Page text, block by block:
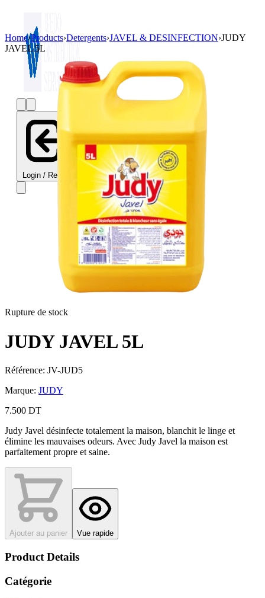
Login / Register
Home›Products›Detergents›JAVEL & DESINFECTION›JUDY
JAVEL 5L
Rupture de stock
JUDY JAVEL 5L
Référence: JV-JUD5
Marque: JUDY
7.500 DT
Judy Javel désinfecte totalement la maison, blanchit le linge et
élimine les mauvaises odeurs. Avec Judy Javel la maison est
parfaitement propre et saine.
Ajouter au panier Vue rapide
Product Details
Catégorie